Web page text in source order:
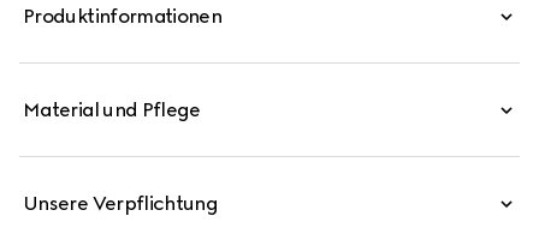
Produktinformationen
Material und Pflege
Unsere Verpflichtung